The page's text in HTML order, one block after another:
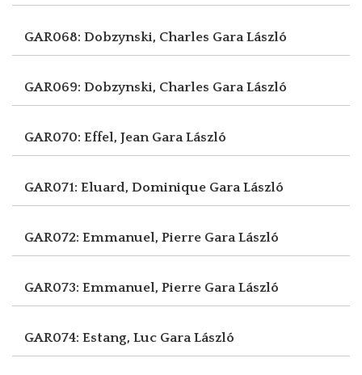
GAR068: Dobzynski, Charles Gara László
GAR069: Dobzynski, Charles Gara László
GAR070: Effel, Jean Gara László
GAR071: Eluard, Dominique Gara László
GAR072: Emmanuel, Pierre Gara László
GAR073: Emmanuel, Pierre Gara László
GAR074: Estang, Luc Gara László